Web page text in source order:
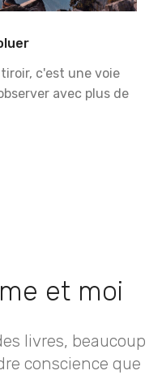
c'est une voie
avec plus de
et moi
livres, beaucoup
conscience que